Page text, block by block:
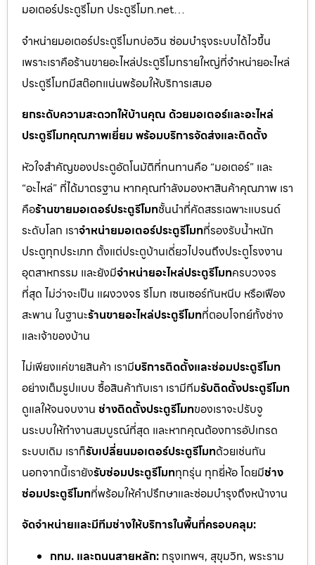
มอเตอร์ประตูรีโมท ประตูรีโมท.net…
จำหน่ายมอเตอร์ประตูรีโมทบ่อวิน ซ่อมบำรุงระบบได้ไวขึ้น
เพราะเราคือร้านขายอะไหล่ประตูรีโมทรายใหญ่ที่จำหน่ายอะไหล่
ประตูรีโมทมีสต๊อกแน่นพร้อมให้บริการเสมอ
ยกระดับความสะดวกให้บ้านคุณ ด้วยมอเตอร์และอะไหล่
ประตูรีโมทคุณภาพเยี่ยม พร้อมบริการจัดส่งและติดตั้ง
หัวใจสำคัญของประตูอัตโนมัติที่ทนทานคือ “มอเตอร์” และ
“อะไหล่” ที่ได้มาตรฐาน หากคุณกำลังมองหาสินค้าคุณภาพ เรา
คือร้านขายมอเตอร์ประตูรีโมทชั้นนำที่คัดสรรเฉพาะแบรนด์
ระดับโลก เราจำหน่ายมอเตอร์ประตูรีโมทที่รองรับน้ำหนัก
ประตูทุกประเภท ตั้งแต่ประตูบ้านเดี่ยวไปจนถึงประตูโรงงาน
อุตสาหกรรม และยังมีจำหน่ายอะไหล่ประตูรีโมทครบวงจร
ที่สุด ไม่ว่าจะเป็น แผงวงจร รีโมท เซนเซอร์กันหนีบ หรือเฟือง
สะพาน ในฐานะร้านขายอะไหล่ประตูรีโมทที่ตอบโจทย์ทั้งช่าง
และเจ้าของบ้าน
ไม่เพียงแค่ขายสินค้า เรามีบริการติดตั้งและซ่อมประตูรีโมท
อย่างเต็มรูปแบบ ซื้อสินค้ากับเรา เรามีทีมรับติดตั้งประตูรีโมท
ดูแลให้จนจบงาน ช่างติดตั้งประตูรีโมทของเราจะปรับจู
นระบบให้ทำงานสมบูรณ์ที่สุด และหากคุณต้องการอัปเกรด
ระบบเดิม เราก็รับเปลี่ยนมอเตอร์ประตูรีโมทด้วยเช่นกัน
นอกจากนี้เรายังรับซ่อมประตูรีโมททุกรุ่น ทุกยี่ห้อ โดยมีช่าง
ซ่อมประตูรีโมทที่พร้อมให้คำปรึกษาและซ่อมบำรุงถึงหน้างาน
จัดจำหน่ายและมีทีมช่างให้บริการในพื้นที่ครอบคลุม:
กทม. และถนนสายหลัก: กรุงเทพฯ, สุขุมวิท, พระราม